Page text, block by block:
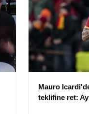
Mauro
teklifine ret: